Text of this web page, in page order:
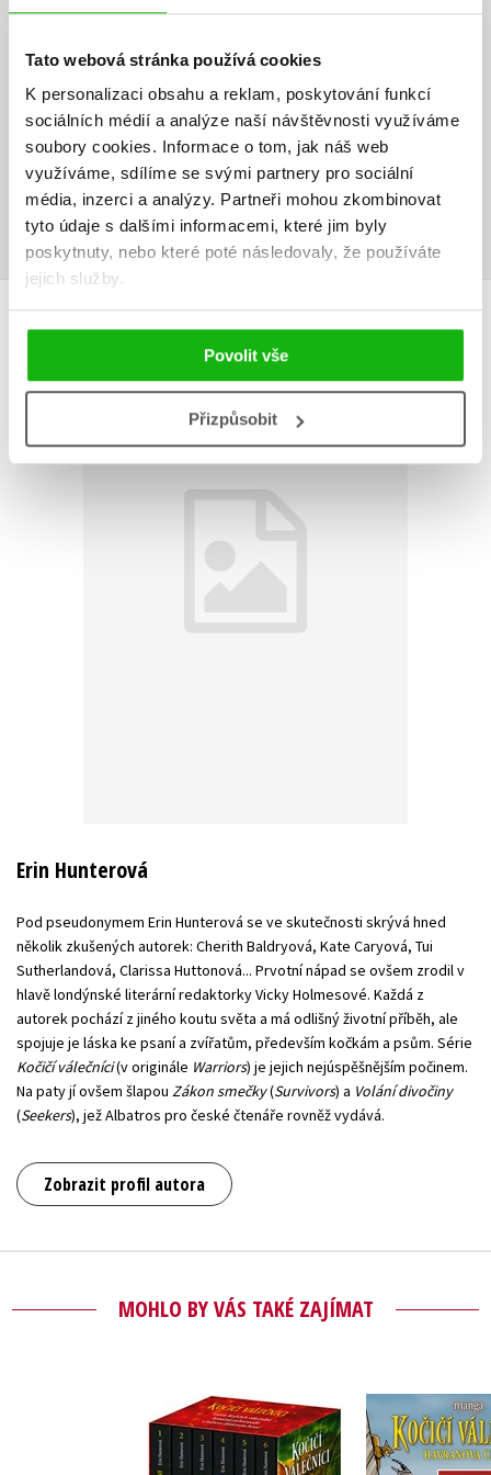
Tato webová stránka používá cookies
K personalizaci obsahu a reklam, poskytování funkcí
sociálních médií a analýze naší návštěvnosti využíváme
soubory cookies. Informace o tom, jak náš web
využíváme, sdílíme se svými partnery pro sociální
média, inzerci a analýzy. Partneři mohou zkombinovat
tyto údaje s dalšími informacemi, které jim byly
poskytnuty, nebo které poté následovaly, že používáte
jejich služby.
Povolit vše
Přizpůsobit
HODNOCENÍ ČTENÁŘŮ
V současné době nejsou vytvořena žádná uživatelská hodnocení.
Vaše hodnocení
Uživatelskou recenzi mohou vkládat pouze registrovaní uživatelé
Přihlásit
AUTOR KNIHY
Erin Hunterová
Pod pseudonymem Erin Hunterová se ve skutečnosti skrývá hned
několik zkušených autorek: Cherith Baldryová, Kate Caryová, Tui
Sutherlandová, Clarissa Huttonová... Prvotní nápad se ovšem zrodil v
hlavě londýnské literární redaktorky Vicky Holmesové. Každá z
autorek pochází z jiného koutu světa a má odlišný životní příběh, ale
spojuje je láska ke psaní a zvířatům, především kočkám a psům. Série
Kočičí válečníci(v originále Warriors) je jejich nejúspěšnějším počinem.
Na paty jí ovšem šlapou Zákon smečky(Survivors) a Volání divočiny
(Seekers), jež Albatros pro české čtenáře rovněž vydává.
Zobrazit profil autora
MOHLO BY VÁS TAKÉ ZAJÍMAT
Kočičí válečníci: BOX
1-6
Kočičí
Havranova
- Klan v